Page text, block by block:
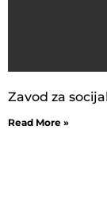
Zavod za
Read More »